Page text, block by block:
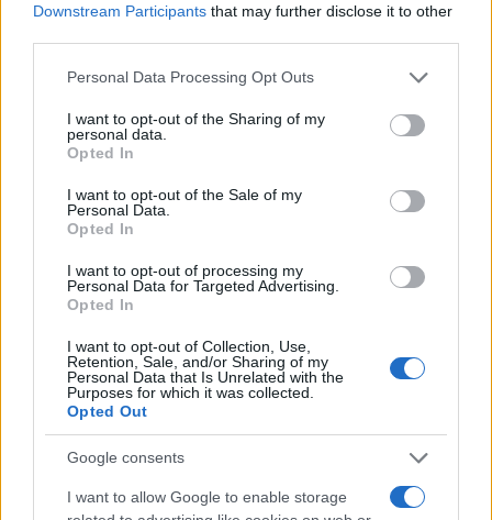
Downstream Participants that may further disclose it to other
Please note that this website/app uses one or more Google
not limited to your visit or usage behaviour. You may click to
grant or deny consent to Google and its third-party tags to
use your data for below specified purposes in below Google
consent section.
Personal Data Processing Opt Outs
I want to opt-out of the Sharing of my
personal data.
Opted In
I want to opt-out of the Sale of my
Personal Data.
Opted In
I want to opt-out of processing my
Personal Data for Targeted Advertising.
Opted In
I want to opt-out of Collection, Use,
Retention, Sale, and/or Sharing of my
Personal Data that Is Unrelated with the
Purposes for which it was collected.
Opted Out
Google consents
I want to allow Google to enable storage
Δείτε αυτή τη δημοσίευση στο Instagram.